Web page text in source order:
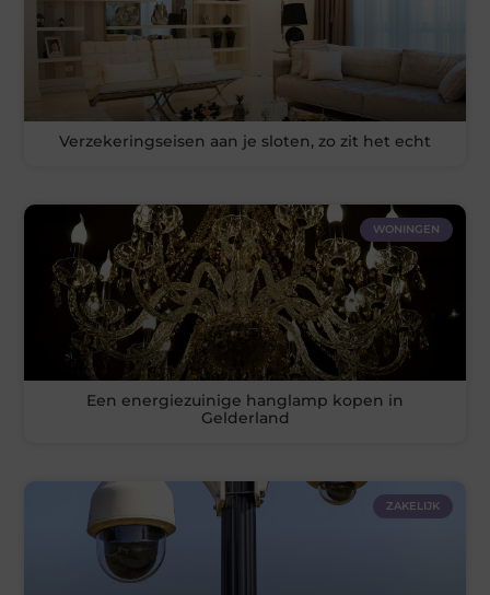
Verzekeringseisen aan je sloten, zo zit het echt
WONINGEN
Een energiezuinige hanglamp kopen in
Gelderland
ZAKELIJK